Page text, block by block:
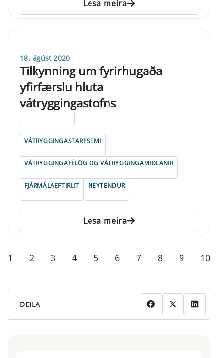
Lesa meira
18. ágúst 2020
Tilkynning um fyrirhugaða
yfirfærslu hluta
vátryggingastofns
VÁTRYGGINGASTARFSEMI
VÁTRYGGINGAFÉLÖG OG VÁTRYGGINGAMIÐLANIR
FJÁRMÁLAEFTIRLIT NEYTENDUR
Lesa meira
1 2 3 4 5 6 7 8 9 10
DEILA